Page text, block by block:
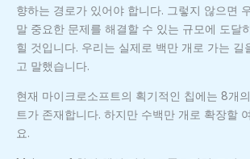
향하는 경로가 있어야 합니다. 그렇지 않으면
말 중요한 문제를 해결할 수 있는 규모에 도달
힐 것입니다. 우리는 실제로 백만 개로 가는 길
고 말했습니다.
현재 마이크로소프트의 획기적인 칩에는 8개
트가 존재합니다. 하지만 수백만 개로 확장할
요.